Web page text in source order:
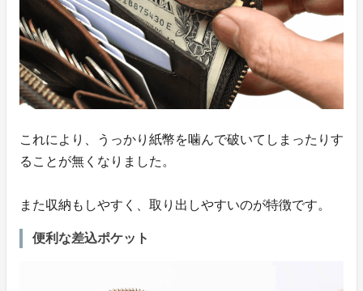
これにより、うっかり紙幣を噛んで破いてしまったりす
ることが無くなりました。
また収納もしやすく、取り出しやすいのが特徴です。
便利な差込ポケット